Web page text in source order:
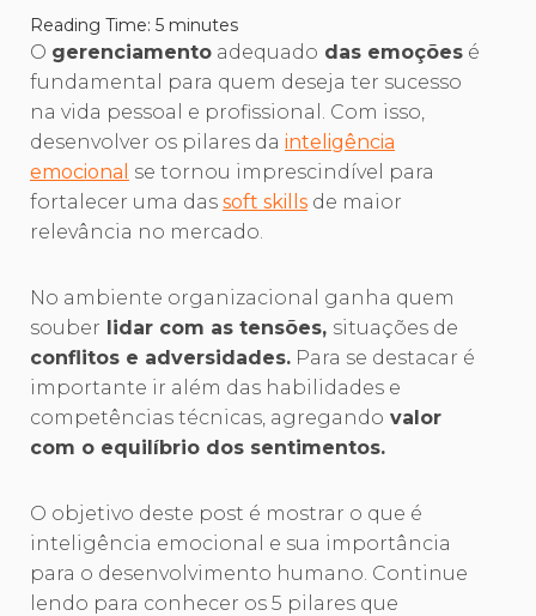
Reading Time: 5 minutes
O gerenciamento adequado das emoções é
fundamental para quem deseja ter sucesso
na vida pessoal e profissional. Com isso,
desenvolver os pilares da inteligência
emocional se tornou imprescindível para
fortalecer uma das soft skills de maior
relevância no mercado.
No ambiente organizacional ganha quem
souber lidar com as tensões, situações de
conflitos e adversidades. Para se destacar é
importante ir além das habilidades e
competências técnicas, agregando valor
com o equilíbrio dos sentimentos.
O objetivo deste post é mostrar o que é
inteligência emocional e sua importância
para o desenvolvimento humano. Continue
lendo para conhecer os 5 pilares que